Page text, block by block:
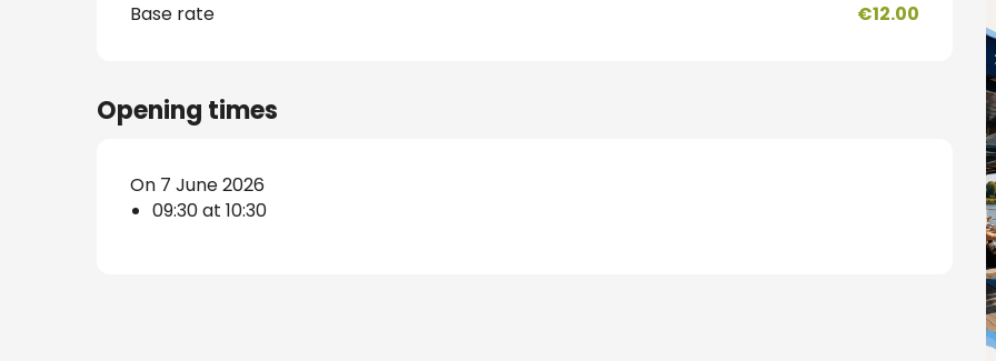
Base rate €12.00
Opening times
On 7 June 2026
09:30 at 10:30